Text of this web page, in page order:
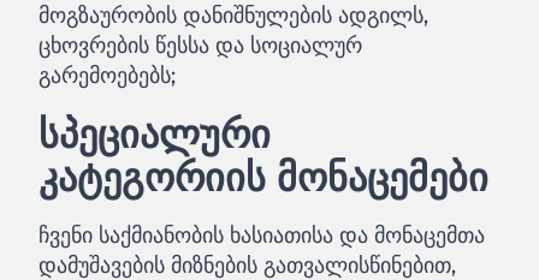
მოგზაურობის დანიშნულების ადგილს,
ცხოვრების წესსა და სოციალურ
გარემოებებს;
სპეციალური
კატეგორიის მონაცემები
ჩვენი საქმიანობის ხასიათისა და მონაცემთა
დამუშავების მიზნების გათვალისწინებით,